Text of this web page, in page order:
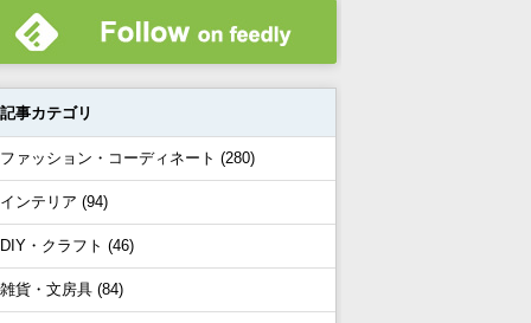
記事カテゴリ
ファッション・コーディネート (280)
インテリア (94)
DIY・クラフト (46)
雑貨・文房具 (84)